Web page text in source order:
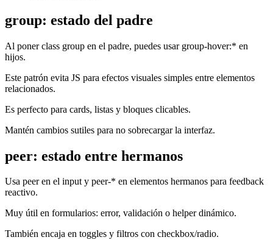
group: estado del padre
Al poner class group en el padre, puedes usar group-hover:* en
hijos.
Este patrón evita JS para efectos visuales simples entre elementos
relacionados.
Es perfecto para cards, listas y bloques clicables.
Mantén cambios sutiles para no sobrecargar la interfaz.
peer: estado entre hermanos
Usa peer en el input y peer-* en elementos hermanos para feedback
reactivo.
Muy útil en formularios: error, validación o helper dinámico.
También encaja en toggles y filtros con checkbox/radio.